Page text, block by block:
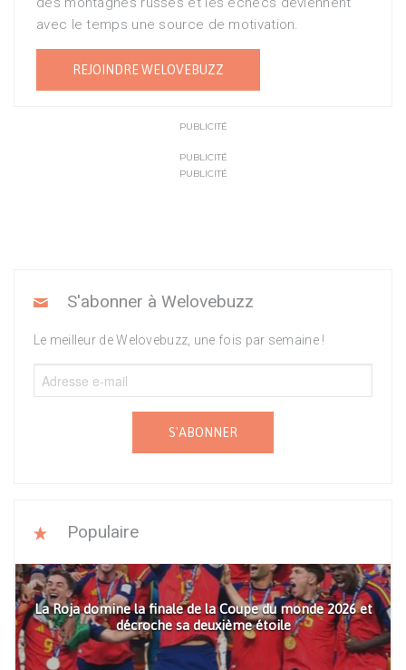
avec le temps une source de motivation.
REJOINDRE WELOVEBUZZ
PUBLICITÉ
PUBLICITÉ
PUBLICITÉ
S'abonner à Welovebuzz
Le meilleur de Welovebuzz, une fois par semaine !
S'ABONNER
Populaire
La Roja domine la finale de la Coupe du monde 2026 et
décroche sa deuxième étoile